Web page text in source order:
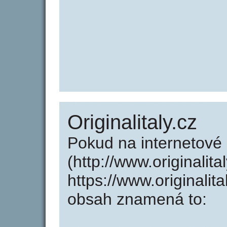
Originalitaly.cz
Pokud na
(http://
https://
obsah znamená to: